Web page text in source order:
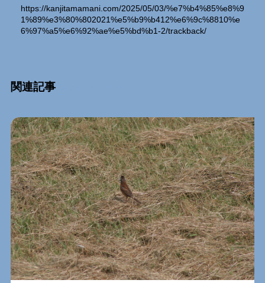
https://kanjitamamani.com/2025/05/03/%e7%b4%85%e8%9
1%89%e3%80%802021%e5%b9%b412%e6%9c%8810%e
6%97%a5%e6%92%ae%e5%bd%b1-2/trackback/
関連記事Relation Entry